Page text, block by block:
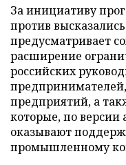
За инициативу
против
предусматривает
расширение
российских
предприятий, а
которые, по версии
оказывают
промышленному